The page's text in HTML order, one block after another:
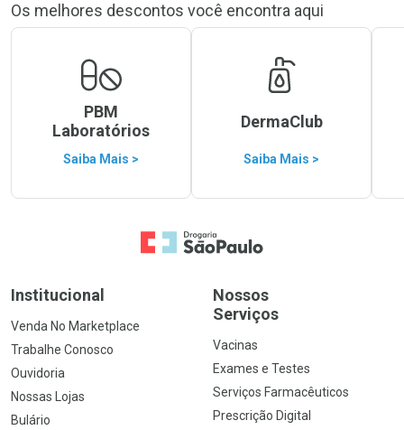
Os melhores descontos você encontra aqui
PBM
Laboratórios
Saiba Mais >
DermaClub
Saiba Mais >
Ir para a Home
Institucional
Venda No Marketplace
Trabalhe Conosco
Ouvidoria
Nossas Lojas
Bulário
Nossos
Serviços
Vacinas
Exames e Testes
Serviços Farmacêuticos
Prescrição Digital